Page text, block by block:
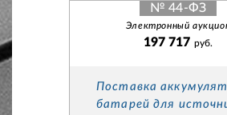
№ 44-ФЗ
Электронный
197 717 руб.
Поставка
батарей для